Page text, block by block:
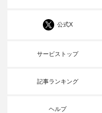
公式X
サービストップ
記事ランキング
ヘルプ